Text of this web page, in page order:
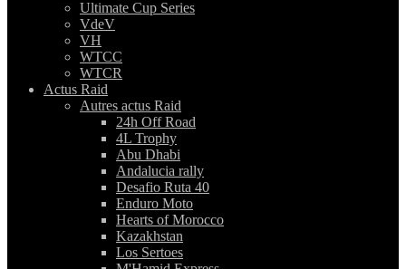
Ultimate Cup Series
VdeV
VH
WTCC
WTCR
Actus Raid
Autres actus Raid
24h Off Road
4L Trophy
Abu Dhabi
Andalucia rally
Desafio Ruta 40
Enduro Moto
Hearts of Morocco
Kazakhstan
Los Sertoes